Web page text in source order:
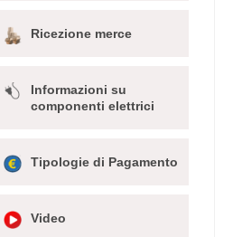
Ricezione merce
Informazioni su
componenti elettrici
Tipologie di Pagamento
Video